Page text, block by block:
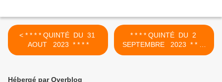
< * * * * QUINTÉ DU 31
AOUT 2023 * * * *
* * * * QUINTÉ DU 2
SEPTEMBRE 2023 * * * *
>
Hébergé par Overblog